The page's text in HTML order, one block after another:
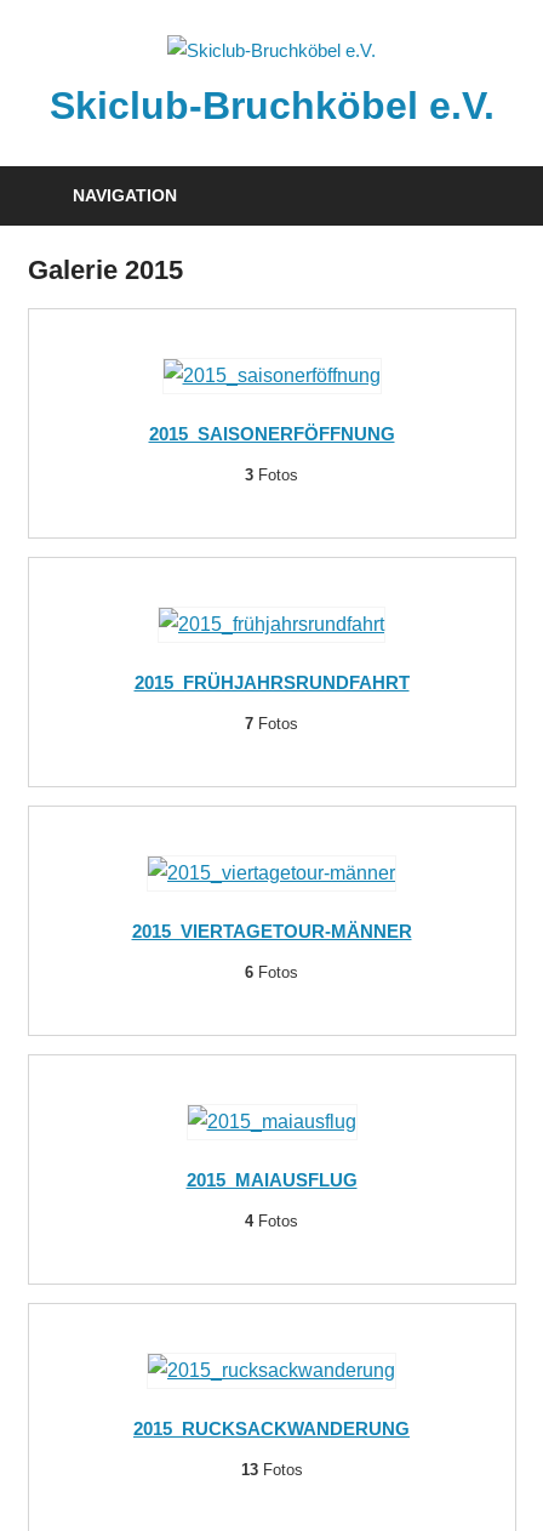
Skiclub-Bruchköbel e.V.
bruchkoebel.de
NAVIGATION
Galerie 2015
2015_SAISONERFÖFFNUNG
3 Fotos
2015_FRÜHJAHRSRUNDFAHRT
7 Fotos
2015_VIERTAGETOUR-MÄNNER
6 Fotos
2015_MAIAUSFLUG
4Fotos
2015_RUCKSACKWANDERUNG
13Fotos